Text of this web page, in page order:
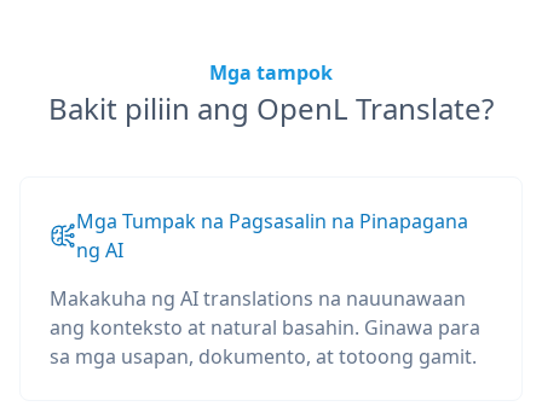
Mga tampok
Bakit piliin ang OpenL Translate?
Mga Tumpak na Pagsasalin na Pinapagana
ng AI
Makakuha ng AI translations na nauunawaan
ang konteksto at natural basahin. Ginawa para
sa mga usapan, dokumento, at totoong gamit.